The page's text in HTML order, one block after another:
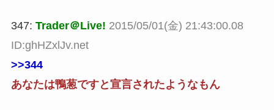
347: Trader＠Live! 2015/05/01(金) 21:43:00.08
ID:ghHZxlJv.net
>>344
あなたは鴨葱ですと宣言されたようなもん